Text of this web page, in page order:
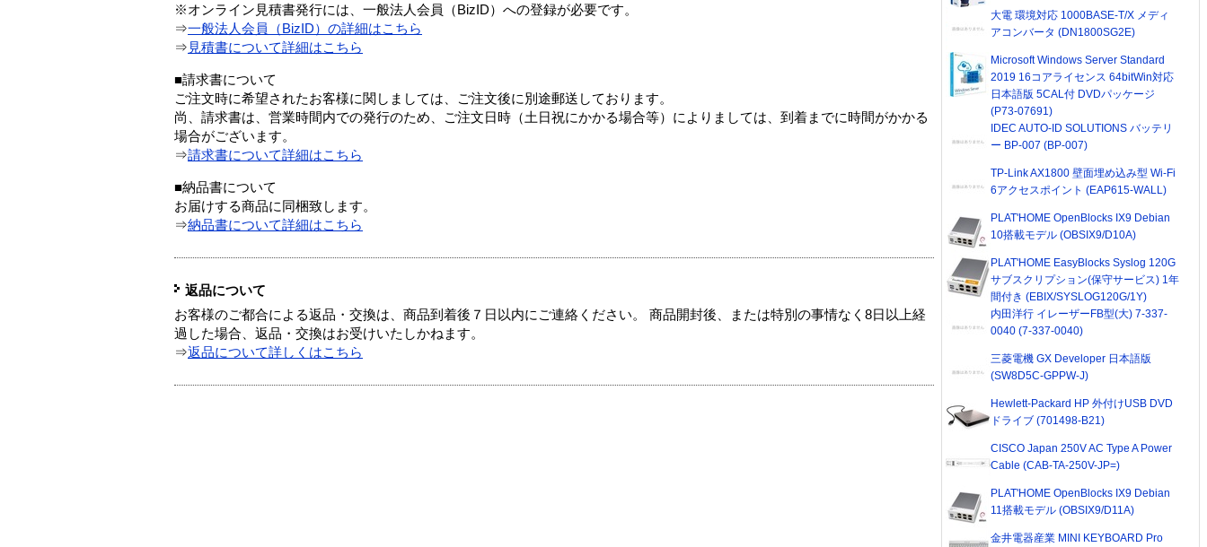
※オンライン見積書発行には、一般法人会員（BizID）への登録が必要です。
⇒一般法人会員（BizID）の詳細はこちら
⇒ 見積書について詳細はこちら
■請求書について
ご注文時に希望されたお客様に関しましては、ご注文後に別途郵送しております。
尚、請求書は、営業時間内での発行のため、ご注文日時（土日祝にかかる場合等）によりましては、到着までに時間がかかる
場合がございます。
⇒請求書について詳細はこちら
■納品書について
お届けする商品に同梱致します。
⇒納品書について詳細はこちら
返品について
お客様のご都合による返品・交換は、商品到着後７日以内にご連絡ください。 商品開封後、または特別の事情なく8日以上経
過した場合、返品・交換はお受けいたしかねます。
⇒返品について詳しくはこちら
大電 環境対応 1000BASE-T/X メディ
アコンバータ (DN1800SG2E)
Microsoft Windows Server Standard
2019 16コアライセンス 64bitWin対応
日本語版 5CAL付 DVDパッケージ
(P73-07691)
IDEC AUTO-ID SOLUTIONS バッテリ
ー BP-007 (BP-007)
TP-Link AX1800 壁面埋め込み型 Wi-Fi
6アクセスポイント (EAP615-WALL)
PLAT'HOME OpenBlocks IX9 Debian
10搭載モデル (OBSIX9/D10A)
PLAT'HOME EasyBlocks Syslog 120G
サブスクリプション(保守サービス) 1年
間付き (EBIX/SYSLOG120G/1Y)
内田洋行 イレーザーFB型(大) 7-337-
0040 (7-337-0040)
三菱電機 GX Developer 日本語版
(SW8D5C-GPPW-J)
Hewlett-Packard HP 外付けUSB DVD
ドライブ (701498-B21)
CISCO Japan 250V AC Type A Power
Cable (CAB-TA-250V-JP=)
PLAT'HOME OpenBlocks IX9 Debian
11搭載モデル (OBSIX9/D11A)
金井電器産業 MINI KEYBOARD Pro